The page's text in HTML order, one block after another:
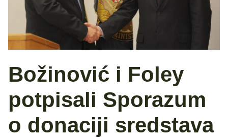
Božinović i Foley
potpisali Sporazum
o donaciji sredstava